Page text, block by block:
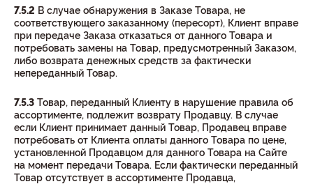
7.5.2 В случае обнаружения в Заказе Товара, не
соответствующего заказанному (пересорт), Клиент вправе
при передаче Заказа отказаться от данного Товара и
потребовать замены на Товар, предусмотренный Заказом,
либо возврата денежных средств за фактически
непереданный Товар.
7.5.3 Товар, переданный Клиенту в нарушение правила об
ассортименте, подлежит возврату Продавцу. В случае
если Клиент принимает данный Товар, Продавец вправе
потребовать от Клиента оплаты данного Товара по цене,
установленной Продавцом для данного Товара на Сайте
на момент передачи Товара. Если фактически переданный
Товар отсутствует в ассортименте Продавца,